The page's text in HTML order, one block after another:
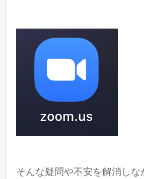
そんな疑問や不安を解消しな